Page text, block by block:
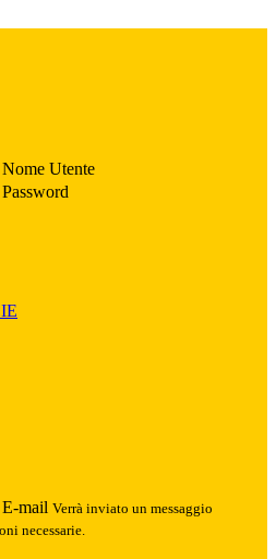
Nome Utente
Password
E-mail Verrà inviato un messaggio
necessarie.